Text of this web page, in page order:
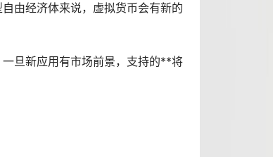
由经济体来说，虚拟货币会有新的
旦新应用有市场前景，支持的**将